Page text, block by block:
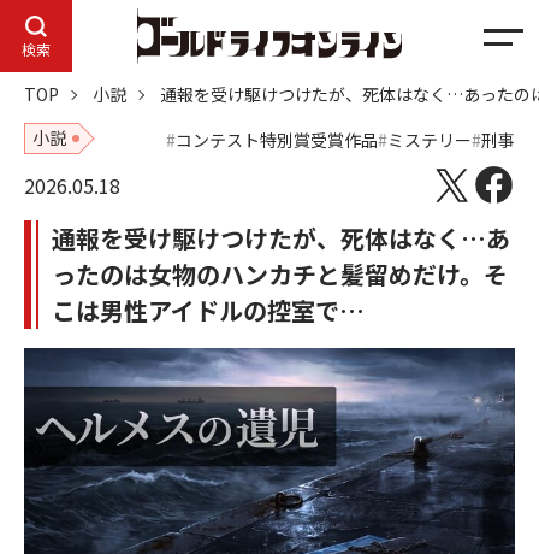
検索
メ
ュ
ー
TOP 小説
通報を受け駆けつけたが、死体はなく…あった
小説
コンテスト特別賞受賞作品 ミステリー 刑事
2026.05.18
通報を受け駆けつけたが、死体はなく…あ
ったのは女物のハンカチと髪留めだけ。そ
こは男性アイドルの控室で…